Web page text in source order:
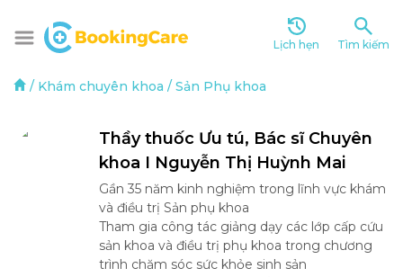
Lịch hẹn Tìm kiếm
/ Khám chuyên khoa / Sản Phụ khoa
Thầy thuốc Ưu tú, Bác sĩ Chuyên
khoa I Nguyễn Thị Huỳnh Mai
Gần 35 năm kinh nghiệm trong lĩnh vực khám
và điều trị Sản phụ khoa
Tham gia công tác giảng dạy các lớp cấp cứu
sản khoa và điều trị phụ khoa trong chương
trình chăm sóc sức khỏe sinh sản